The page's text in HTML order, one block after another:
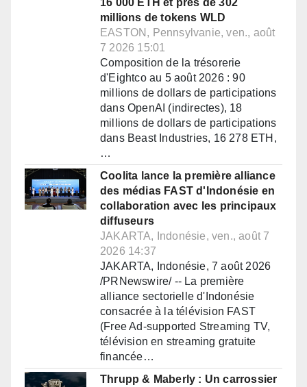
16 000 ETH et près de 302
millions de tokens WLD
EASTON, Pennsylvanie, ven., août
7 2026 15:01
Composition de la trésorerie
d'Eightco au 5 août 2026 : 90
millions de dollars de participations
dans OpenAI (indirectes), 18
millions de dollars de participations
dans Beast Industries, 16 278 ETH,
…
Coolita lance la première alliance
des médias FAST d'Indonésie en
collaboration avec les principaux
diffuseurs
JAKARTA, Indonésie, ven., août 7
2026 14:37
JAKARTA, Indonésie, 7 août 2026
/PRNewswire/ -- La première
alliance sectorielle d'Indonésie
consacrée à la télévision FAST
(Free Ad-supported Streaming TV,
télévision en streaming gratuite
financée…
Thrupp & Maberly : Un carrossier